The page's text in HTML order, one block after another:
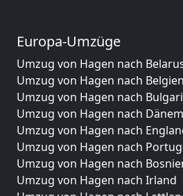
Europa-Umzüge
Umzug von Hagen nach
Umzug von Hagen nach Belgien
Umzug von Hagen nach
Umzug von Hagen nach
Umzug von Hagen nach
Umzug von Hagen nach
Umzug von Hagen nach
Umzug von Hagen nach Irland